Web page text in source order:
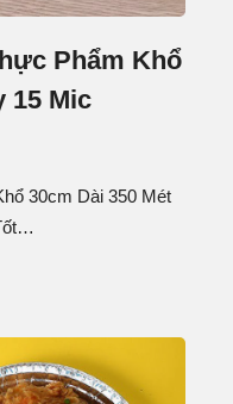
Phẩm Khổ
15 Mic
30cm Dài 350 Mét